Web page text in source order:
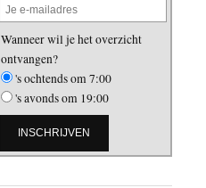
Wanneer wil je het overzicht
ontvangen?
's ochtends om 7:00
's avonds om 19:00